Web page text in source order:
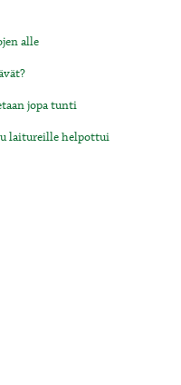
alle
jopa tunti
laitureille helpottui